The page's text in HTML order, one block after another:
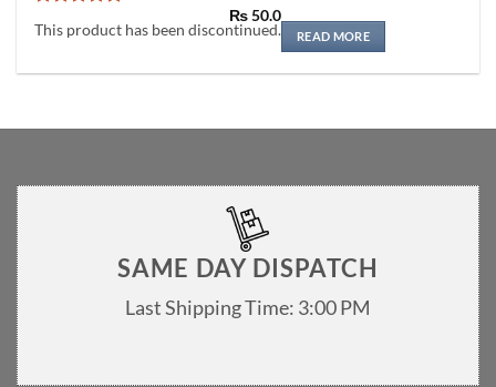
out of 5
₨50.0
This product has been discontinued.
READ MORE
SAME DAY DISPATCH
Last Shipping Time: 3:00 PM